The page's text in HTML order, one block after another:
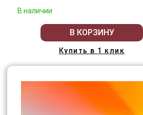
В наличии
В КОРЗИНУ
Купить в 1 клик